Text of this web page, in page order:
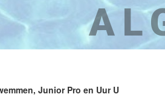
Junior Pro en Uur U